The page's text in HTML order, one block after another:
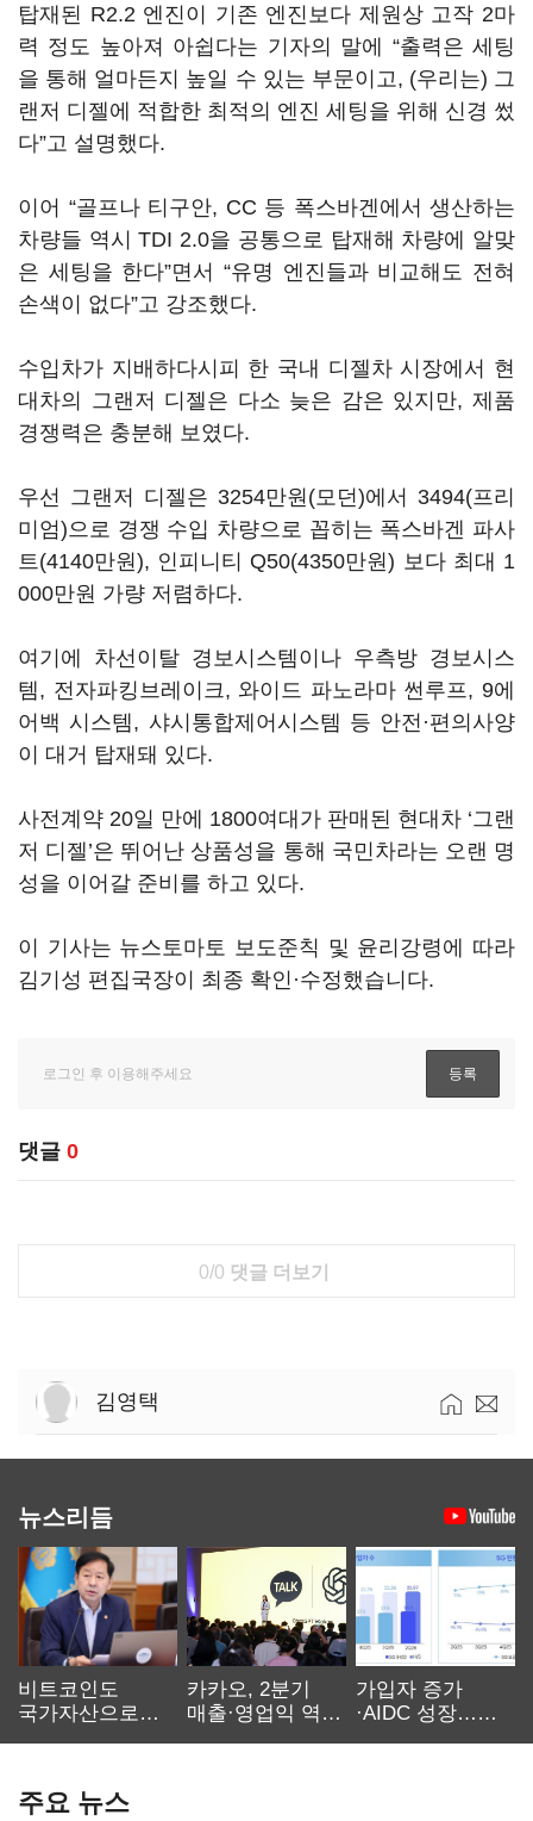
탑재된 R2.2 엔진이 기존 엔진보다 제원상 고작 2마
력 정도 높아져 아쉽다는 기자의 말에 “출력은 세팅
을 통해 얼마든지 높일 수 있는 부문이고, (우리는) 그
랜저 디젤에 적합한 최적의 엔진 세팅을 위해 신경 썼
다”고 설명했다.
이어 “골프나 티구안, CC 등 폭스바겐에서 생산하는
차량들 역시 TDI 2.0을 공통으로 탑재해 차량에 알맞
은 세팅을 한다”면서 “유명 엔진들과 비교해도 전혀
손색이 없다”고 강조했다.
수입차가 지배하다시피 한 국내 디젤차 시장에서 현
대차의 그랜저 디젤은 다소 늦은 감은 있지만, 제품
경쟁력은 충분해 보였다.
우선 그랜저 디젤은 3254만원(모던)에서 3494(프리
미엄)으로 경쟁 수입 차량으로 꼽히는 폭스바겐 파사
트(4140만원), 인피니티 Q50(4350만원) 보다 최대 1
000만원 가량 저렴하다.
여기에 차선이탈 경보시스템이나 우측방 경보시스
템, 전자파킹브레이크, 와이드 파노라마 썬루프, 9에
어백 시스템, 샤시통합제어시스템 등 안전·편의사양
이 대거 탑재돼 있다.
사전계약 20일 만에 1800여대가 판매된 현대차 ‘그랜
저 디젤’은 뛰어난 상품성을 통해 국민차라는 오랜 명
성을 이어갈 준비를 하고 있다.
이 기사는 뉴스토마토 보도준칙 및 윤리강령에 따라
김기성 편집국장이 최종 확인·수정했습니다.
댓글 0
0/0 댓글 더보기
김영택
뉴스리듬
비트코인도
국가자산으로…'
카카오, 2분기
매출·영업익 역대
가입자 증가
·AIDC 성장…
주요 뉴스